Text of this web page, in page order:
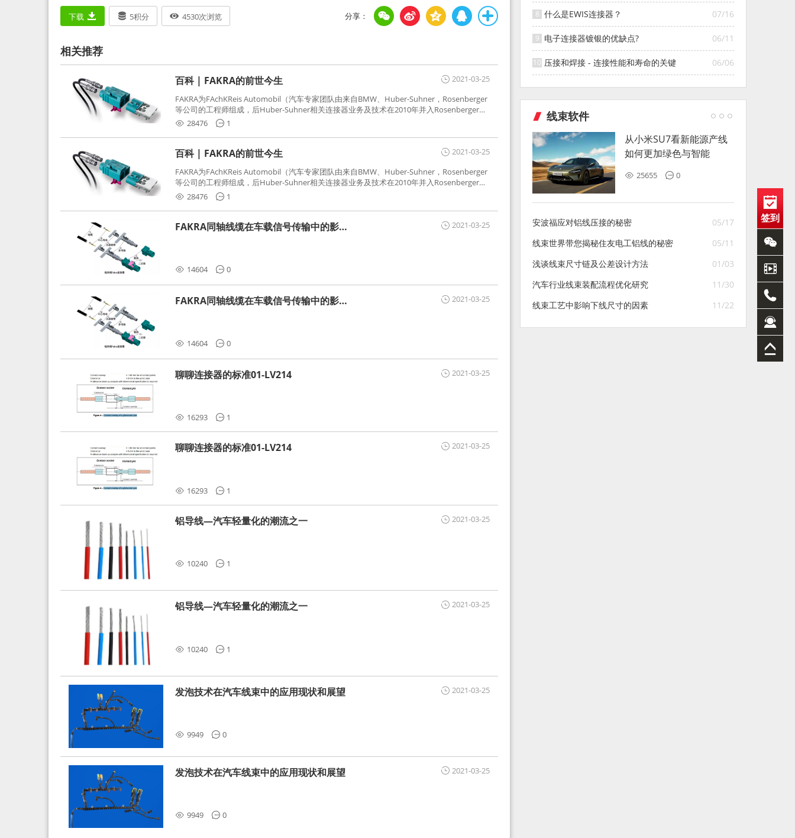
下载 5积分 4530次浏览
相关推荐
2021-03-25
百科 | FAKRA的前世今生
FAKRA为FAchKReis Automobil（汽车专家团队由来自BMW、Huber-Suhner，Rosenberger
等公司的工程师组成，后Huber-Suhner相关连接器业务及技术在2010年并入Rosenberger）
缩写。起初为BMW需求用于车载收音机天线连接，如今FAKRA已成为汽车行业通用标准的射
频连接器，被业内广泛应用。
28476 1
2021-03-25
百科 | FAKRA的前世今生
FAKRA为FAchKReis Automobil（汽车专家团队由来自BMW、Huber-Suhner，Rosenberger
等公司的工程师组成，后Huber-Suhner相关连接器业务及技术在2010年并入Rosenberger）
缩写。起初为BMW需求用于车载收音机天线连接，如今FAKRA已成为汽车行业通用标准的射
频连接器，被业内广泛应用。
28476 1
2021-03-25
FAKRA同轴线缆在车载信号传输中的影响
14604 0
2021-03-25
FAKRA同轴线缆在车载信号传输中的影响
14604 0
2021-03-25
聊聊连接器的标准01-LV214
16293 1
2021-03-25
聊聊连接器的标准01-LV214
16293 1
2021-03-25
铝导线—汽车轻量化的潮流之一
10240 1
2021-03-25
铝导线—汽车轻量化的潮流之一
10240 1
2021-03-25
发泡技术在汽车线束中的应用现状和展望
9949 0
2021-03-25
发泡技术在汽车线束中的应用现状和展望
9949 0
07/16
什么是EWIS连接器？
06/11
电子连接器镀银的优缺点?
06/06
压接和焊接 - 连接性能和寿命的关键
线束软件
从小米SU7看新能源产线
如何更加绿色与智能
25655 0
05/17
安波福应对铝线压接的秘密
05/11
线束世界带您揭秘住友电工铝线的秘密
01/03
浅谈线束尺寸链及公差设计方法
11/30
汽车行业线束装配流程优化研究
11/22
线束工艺中影响下线尺寸的因素
签到